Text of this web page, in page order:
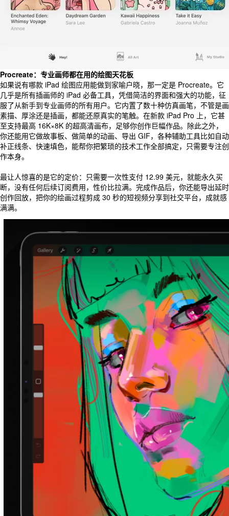
Procreate：专业画师都在用的绘图天花板
如果说有哪款 iPad 绘图应用能做到家喻户晓，那一定是 Procreate。它
几乎是所有插画师的 iPad 必备工具，凭借简洁的界面和强大的功能，征
服了从新手到专业画师的所有用户。它内置了数十种仿真画笔，不管是画
素描、厚涂还是插画，都能还原真实的笔触。在新款 iPad Pro 上，它甚
至支持最高 16K×8K 的超高清画布，足够你创作巨幅作品。除此之外，
你还能用它做故事板、做简单的动画、导出 GIF，各种辅助工具比如自动
补正线条、快速填色，能帮你把繁琐的技术工作全部搞定，只需要专注创
作本身。
最让人惊喜的是它的定价：只需要一次性支付 12.99 美元，就能永久买
断，没有任何后续订阅费用，性价比拉满。完成作品后，你还能导出延时
创作回放，把你的绘画过程剪成 30 秒的短视频分享到社交平台，成就感
满满。